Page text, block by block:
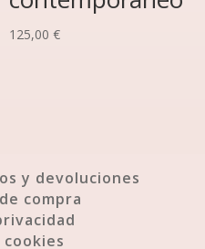
125,00 €
y devoluciones
compra